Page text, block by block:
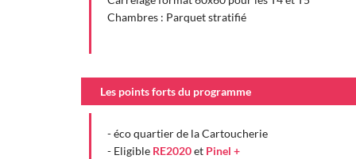
Chambres : Parquet stratifié
Les points forts du programme
- éco quartier de la Cartoucherie
- Eligible RE2020et Pinel +